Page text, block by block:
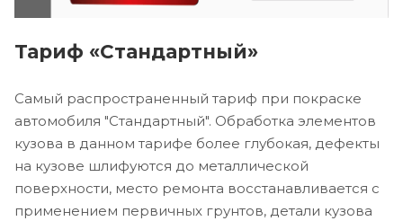
Тариф «Стандартный»
Самый распространенный тариф при покраске
автомобиля "Стандартный". Обработка элементов
кузова в данном тарифе более глубокая, дефекты
на кузове шлифуются до металлической
поверхности, место ремонта восстанавливается с
применением первичных грунтов, детали кузова